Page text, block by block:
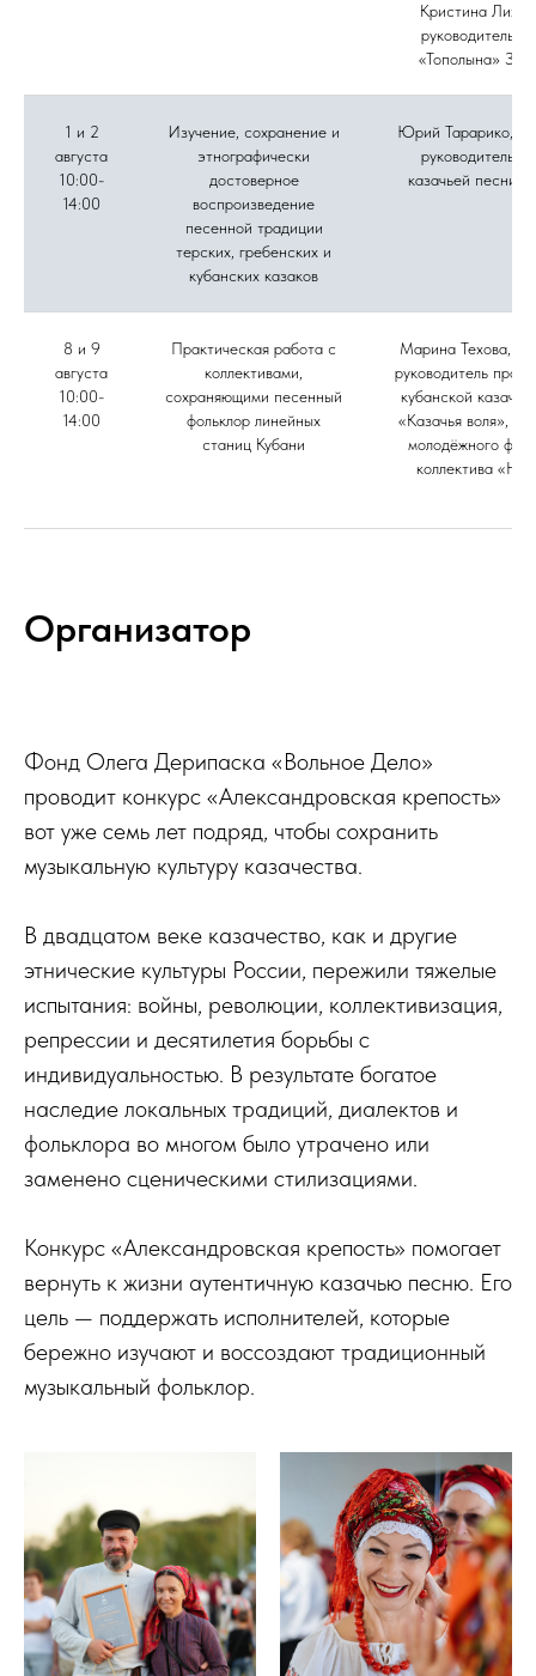
Кристина
руководитель
«Тополына» Зоя
1 и 2
августа
10:00-
14:00
Изучение, сохранение и
этнографически
достоверное
воспроизведение
песенной традиции
терских, гребенских и
кубанских казаков
Юрий Тарарико,
руководитель
казачьей песни
8 и 9
августа
10:00-
14:00
Практическая работа с
коллективами,
сохраняющими песенный
фольклор линейных
станиц Кубани
Марина Техова,
руководитель
кубанской
«Казачья воля»,
молодёжного
коллектива
Организатор
Фонд Олега Дерипаска «Вольное Дело»
проводит конкурс «Александровская крепость»
вот уже семь лет подряд, чтобы сохранить
музыкальную культуру казачества.
В двадцатом веке казачество, как и другие
этнические культуры России, пережили тяжелые
испытания: войны, революции, коллективизация,
репрессии и десятилетия борьбы с
индивидуальностью. В результате богатое
наследие локальных традиций, диалектов и
фольклора во многом было утрачено или
заменено сценическими стилизациями.
Конкурс «Александровская крепость» помогает
вернуть к жизни аутентичную казачью песню. Его
цель — поддержать исполнителей, которые
бережно изучают и воссоздают традиционный
музыкальный фольклор.